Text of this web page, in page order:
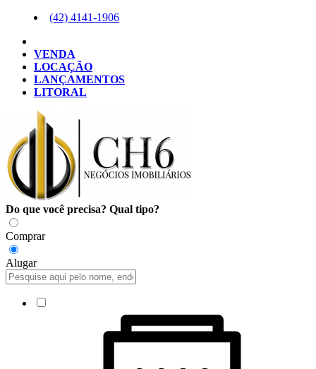
(42) 4141-1906
VENDA
LOCAÇÃO
LANÇAMENTOS
LITORAL
Do que você precisa? Qual tipo?
Comprar
Alugar